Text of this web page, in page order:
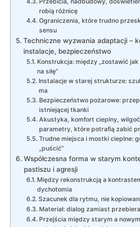
robią różnicę
Ograniczenia, które trudno
sensu
Techniczne wyzwania adaptacji –
instalacje, bezpieczeństwo
Konstrukcja: między „zostawić jak
na siłę”
Instalacje w starej strukturze:
ma
Bezpieczeństwo pożarowe:
istniejącej tkanki
Akustyka, komfort cieplny, wilgoć
parametry, które potrafią zabić
Trudne miejsca i mostki cieplne:
„puścić”
Współczesna forma w starym
pastiszu i agresji
Między rekonstrukcją a
dychotomia
Szacunek dla rytmu, nie
Materiał: dialog zamiast
Przejścia między starym a